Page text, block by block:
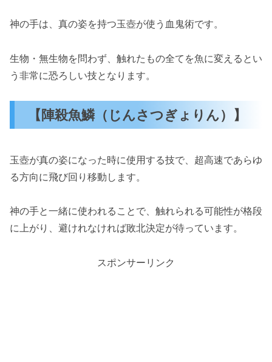
神の手は、真の姿を持つ玉壺が使う血鬼術です。
生物・無生物を問わず、触れたもの全てを魚に変えるとい
う非常に恐ろしい技となります。
【陣殺魚鱗（じんさつぎょりん）】
玉壺が真の姿になった時に使用する技で、超高速であらゆ
る方向に飛び回り移動します。
神の手と一緒に使われることで、触れられる可能性が格段
に上がり、避けれなければ敗北決定が待っています。
スポンサーリンク